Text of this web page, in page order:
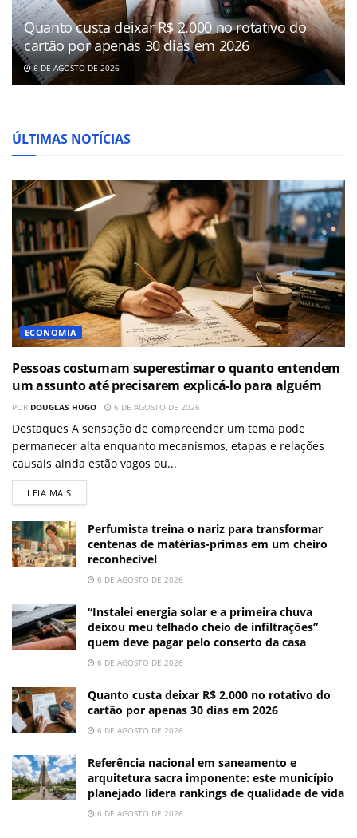
Quanto custa deixar R$ 2.000 no rotativo do
cartão por apenas 30 dias em 2026
6 DE AGOSTO DE 2026
ÚLTIMAS NOTÍCIAS
ECONOMIA
Pessoas costumam superestimar o quanto entendem
um assunto até precisarem explicá-lo para alguém
POR DOUGLAS HUGO 6 DE AGOSTO DE 2026
Destaques A sensação de compreender um tema pode
permanecer alta enquanto mecanismos, etapas e relações
causais ainda estão vagos ou...
LEIA MAIS
Perfumista treina o nariz para transformar
centenas de matérias-primas em um cheiro
reconhecível
6 DE AGOSTO DE 2026
“Instalei energia solar e a primeira chuva
deixou meu telhado cheio de infiltrações”
quem deve pagar pelo conserto da casa
6 DE AGOSTO DE 2026
Quanto custa deixar R$ 2.000 no rotativo do
cartão por apenas 30 dias em 2026
6 DE AGOSTO DE 2026
Referência nacional em saneamento e
arquitetura sacra imponente: este município
planejado lidera rankings de qualidade de vida
6 DE AGOSTO DE 2026